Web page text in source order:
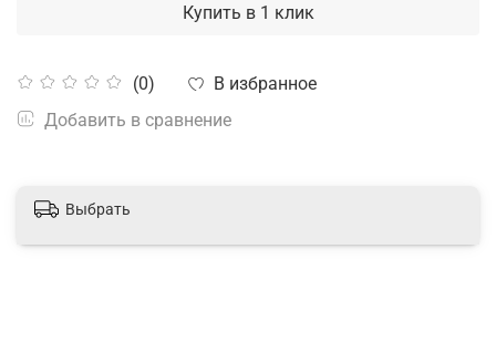
(0)
В избранное
Добавить в сравнение
Купить в 1 клик
Выбрать